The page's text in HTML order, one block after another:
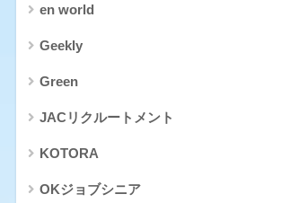
en world
Geekly
Green
JACリクルートメント
KOTORA
OKジョブシニア